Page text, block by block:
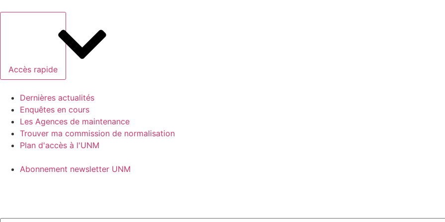
Accès rapide
Dernières actualités
Enquêtes en cours
Les Agences de maintenance
Trouver ma commission de normalisation
Plan d'accès à l'UNM
Abonnement newsletter UNM